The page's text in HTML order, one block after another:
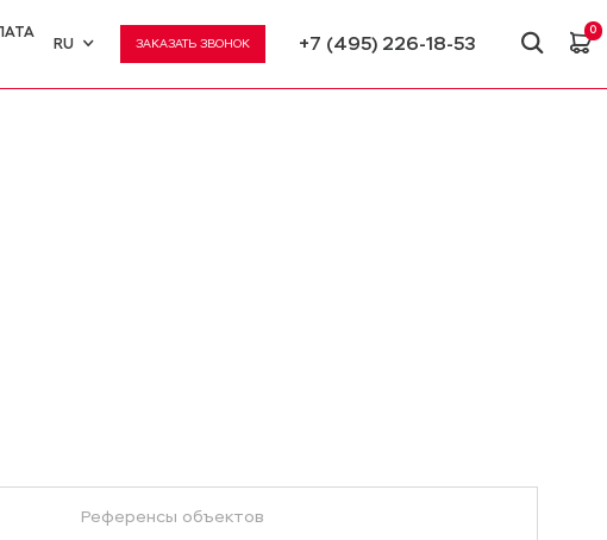
RU
RU
ЗАКАЗАТЬ ЗВОНОК +7 (495) 226-18-53
0
Референсы объектов